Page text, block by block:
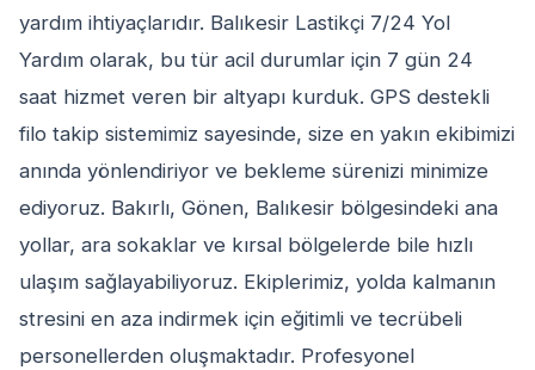
yardım ihtiyaçlarıdır. Balıkesir Lastikçi 7/24 Yol
Yardım olarak, bu tür acil durumlar için 7 gün 24
saat hizmet veren bir altyapı kurduk. GPS destekli
filo takip sistemimiz sayesinde, size en yakın ekibimizi
anında yönlendiriyor ve bekleme sürenizi minimize
ediyoruz. Bakırlı, Gönen, Balıkesir bölgesindeki ana
yollar, ara sokaklar ve kırsal bölgelerde bile hızlı
ulaşım sağlayabiliyoruz. Ekiplerimiz, yolda kalmanın
stresini en aza indirmek için eğitimli ve tecrübeli
personellerden oluşmaktadır. Profesyonel